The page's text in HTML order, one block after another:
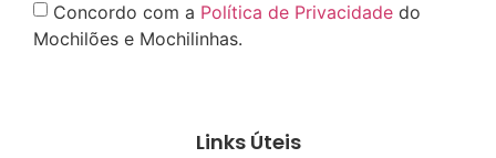
Concordo com a Política de Privacidade do
Mochilões e Mochilinhas.
Links Úteis